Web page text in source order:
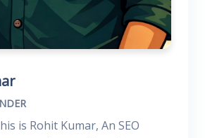
is Rohit Kumar, An SEO